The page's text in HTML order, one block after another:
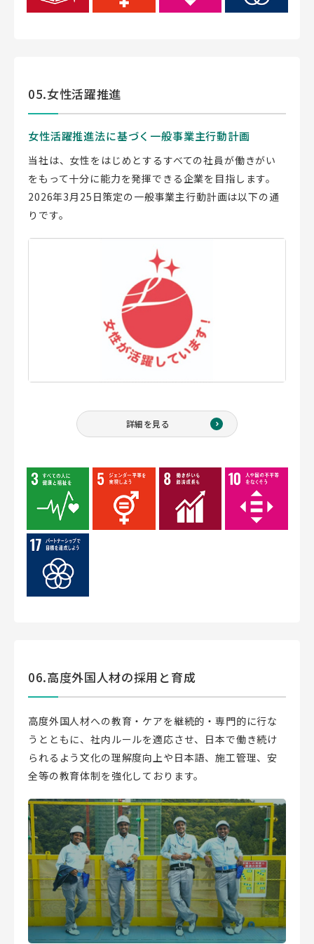
05.女性活躍推進
女性活躍推進法に基づく一般事業主行動計画
当社は、女性をはじめとするすべての社員が働きがい
をもって十分に能力を発揮できる企業を目指します。
2026年3月25日策定の一般事業主行動計画は以下の通
りです。
詳細を見る
06.高度外国人材の採用と育成
高度外国人材への教育・ケアを継続的・専門的に行な
うとともに、社内ルールを適応させ、日本で働き続け
られるよう文化の理解度向上や日本語、施工管理、安
全等の教育体制を強化しております。